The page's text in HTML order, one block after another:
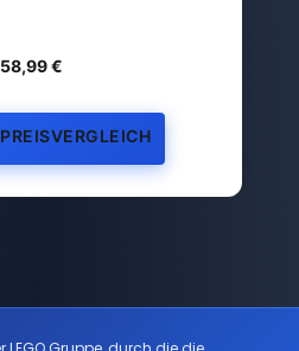
58,99 €